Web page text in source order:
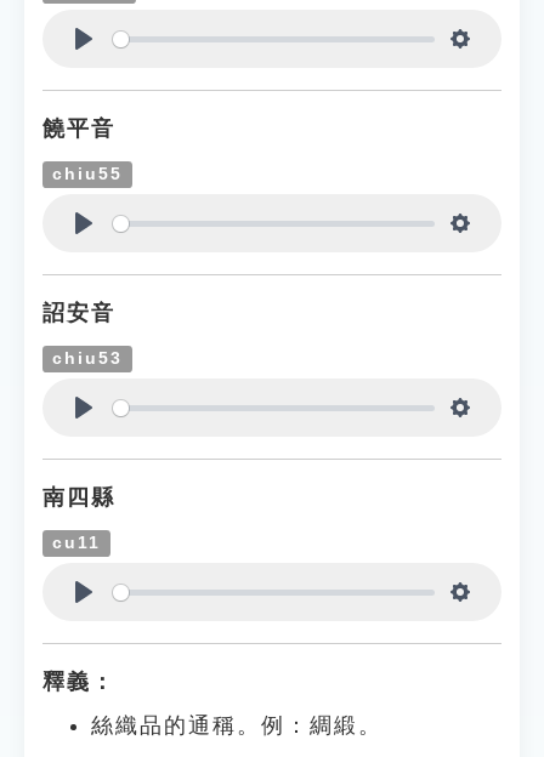
饒平音
chiu55
詔安音
chiu53
南四縣
cu11
釋義：
絲織品的通稱。例：綢緞。